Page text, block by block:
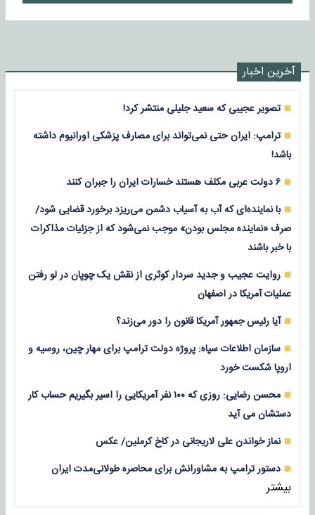
آخرین اخبار
تصویر عجیبی که سعید جلیلی منتشر کرد!
ترامپ: ایران حتی نمی‌تواند برای مصارف پزشکی اورانیوم داشته
باشد!
۶ دولت عربی مکلف هستند خسارات ایران را جبران کنند
با نماینده‌ای که آب به آسیاب دشمن می‌ریزد برخورد قضایی شود/
صرف «نماینده مجلس بودن» موجب نمی‌شود که از جزئیات مذاکرات
با خبر باشند
روایت عجیب و جدید سردار کوثری از نقش یک چوپان در لو رفتن
عملیات آمریکا در اصفهان
آیا رئیس جمهور آمریکا قانون را دور می‌زند؟
سازمان اطلاعات سپاه: پروژه دولت ترامپ برای مهار چین، روسیه و
اروپا شکست خورد
محسن رضایی: روزی که ۱۰۰ نفر آمریکایی را اسیر بگیریم حساب کار
دستشان می آید
نماز خواندن علی لاریجانی در کاخ کرملین/ عکس
دستور ترامپ به مشاورانش برای محاصره طولانی‌مدت ایران
بیشتر